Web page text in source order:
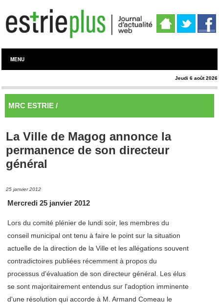
MENU
Jeudi 6 août 2026
MRC ESTRIE /
La Ville de Magog annonce la
permanence de son directeur
général
25 janvier 2012
Mercredi 25 janvier 2012
Lors du comité plénier de lundi soir, les membres du
conseil municipal ont tenu à faire le point sur la situation
actuelle de la direction de la Ville et les allégations souvent
contradictoires publiées récemment à propos du
processus d'évaluation de son directeur général. Les élus
se sont majoritairement entendus sur l'adoption imminente
d'une résolution qui accorde à M. Armand Comeau le